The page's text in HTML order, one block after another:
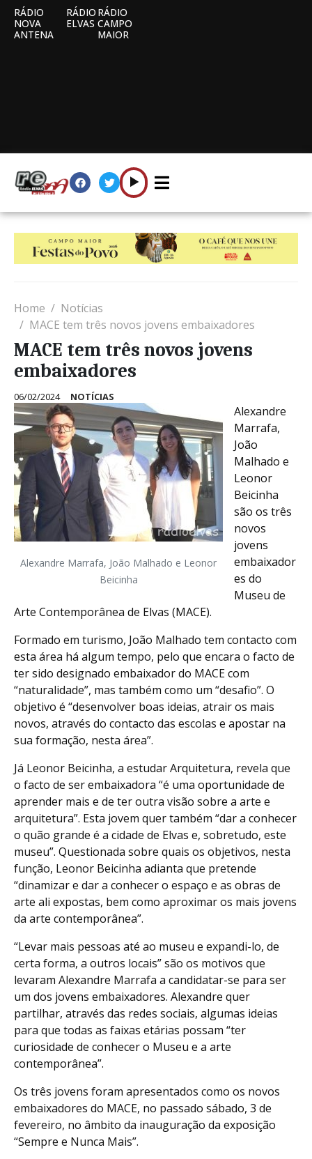
RÁDIO
NOVA
ANTENA
RÁDIO
ELVAS
RÁDIO
CAMPO
MAIOR
Home
Notícias
MACE tem três novos jovens embaixadores
MACE tem três novos jovens
embaixadores
06/02/2024 NOTÍCIAS
Alexandre Marrafa, João Malhado e Leonor
Beicinha
Alexandre
Marrafa,
João
Malhado e
Leonor
Beicinha
são os três
novos
jovens
embaixador
es do
Museu de
Arte Contemporânea de Elvas (MACE).
Formado em turismo, João Malhado tem contacto com
esta área há algum tempo, pelo que encara o facto de
ter sido designado embaixador do MACE com
“naturalidade”, mas também como um “desafio”. O
objetivo é “desenvolver boas ideias, atrair os mais
novos, através do contacto das escolas e apostar na
sua formação, nesta área”.
Já Leonor Beicinha, a estudar Arquitetura, revela que
o facto de ser embaixadora “é uma oportunidade de
aprender mais e de ter outra visão sobre a arte e
arquitetura”. Esta jovem quer também “dar a conhecer
o quão grande é a cidade de Elvas e, sobretudo, este
museu”. Questionada sobre quais os objetivos, nesta
função, Leonor Beicinha adianta que pretende
“dinamizar e dar a conhecer o espaço e as obras de
arte ali expostas, bem como aproximar os mais jovens
da arte contemporânea”.
“Levar mais pessoas até ao museu e expandi-lo, de
certa forma, a outros locais” são os motivos que
levaram Alexandre Marrafa a candidatar-se para ser
um dos jovens embaixadores. Alexandre quer
partilhar, através das redes sociais, algumas ideias
para que todas as faixas etárias possam “ter
curiosidade de conhecer o Museu e a arte
contemporânea”.
Os três jovens foram apresentados como os novos
embaixadores do MACE, no passado sábado, 3 de
fevereiro, no âmbito da inauguração da exposição
“Sempre e Nunca Mais”.